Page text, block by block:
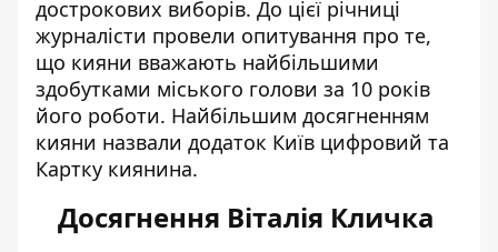
дострокових виборів. До цієї річниці
журналісти провели опитування про те,
що кияни вважають найбільшими
здобутками міського голови за 10 років
його роботи. Найбільшим досягненням
кияни назвали додаток Київ цифровий та
Картку киянина.
Досягнення Віталія Кличка